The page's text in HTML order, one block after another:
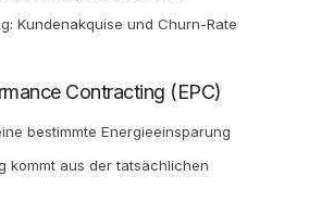
Kundenakquise und Churn-Rate
Contracting (EPC)
bestimmte Energieeinsparung
kommt aus der tatsächlichen